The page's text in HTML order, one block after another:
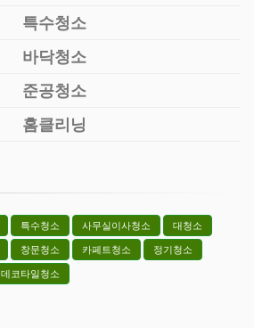
특수청소
바닥청소
준공청소
홈클리닝
특수청소 사무실이사청소
대청소
창문청소 카페트청소
정기청소
데코타일청소